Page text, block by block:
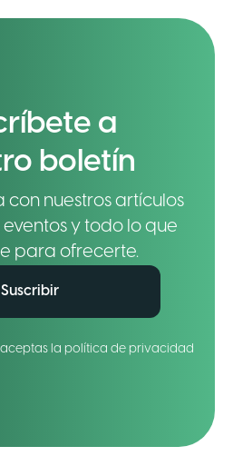
a
boletín
con nuestros artículos
y todo lo que
para ofrecerte.
Suscribir
la política de privacidad